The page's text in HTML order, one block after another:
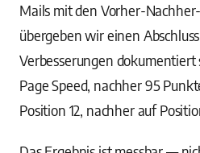
Mails mit den Vorher-
übergeben wir einen
Verbesserungen
Page Speed, nachher 95
Position 12, nachher auf